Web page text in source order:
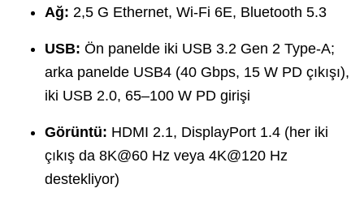
Ağ: 2,5 G Ethernet, Wi-Fi 6E, Bluetooth 5.3
USB: Ön panelde iki USB 3.2 Gen 2 Type-A;
arka panelde USB4 (40 Gbps, 15 W PD çıkışı),
iki USB 2.0, 65–100 W PD girişi
Görüntü: HDMI 2.1, DisplayPort 1.4 (her iki
çıkış da 8K@60 Hz veya 4K@120 Hz
destekliyor)